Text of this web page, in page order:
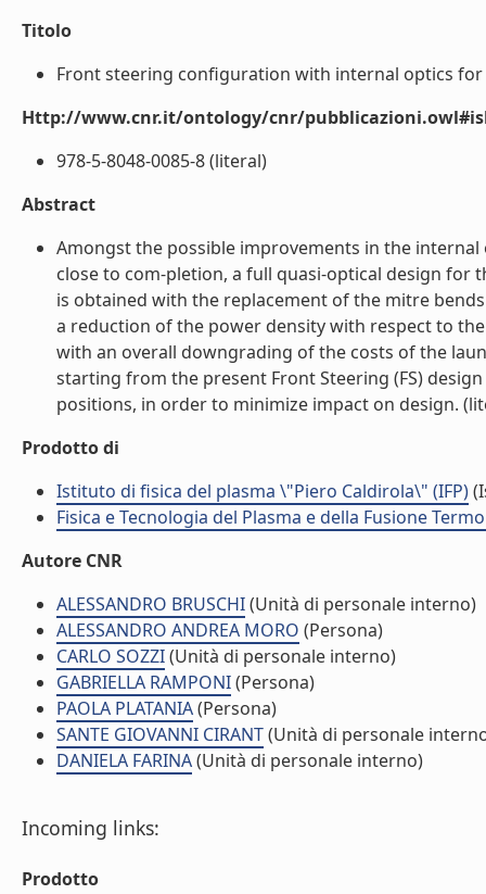
Titolo
Front steering configuration with internal optics for
Http://www.cnr.it/ontology/cnr/
978-5-8048-0085-8 (literal)
Abstract
Amongst the possible improvements in the internal
close to com-pletion, a full quasi-optical design for
is obtained with the replacement of the mitre
a reduction of the power density with respect to
with an overall downgrading of the costs of the
starting from the present Front Steering (FS)
positions, in order to minimize impact on design.
Prodotto di
Istituto di fisica del plasma \"Piero Caldirola\" (IFP)
Fisica e Tecnologia del Plasma e della Fusione
Autore CNR
ALESSANDRO BRUSCHI(Unità di personale interno)
ALESSANDRO ANDREA MORO (Persona)
CARLO SOZZI(Unità di personale interno)
GABRIELLA RAMPONI(Persona)
PAOLA PLATANIA(Persona)
SANTE GIOVANNI CIRANT(Unità di personale
DANIELA FARINA(Unità di personale interno)
Incoming links:
Prodotto